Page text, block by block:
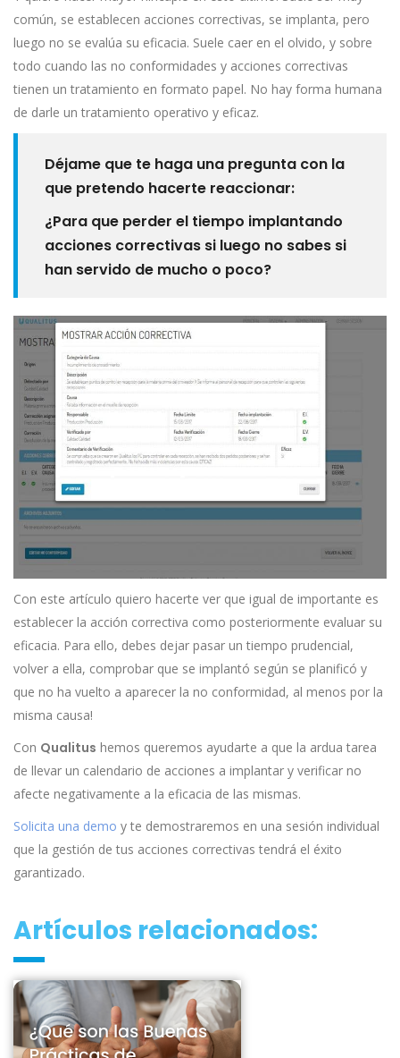
común, se establecen acciones correctivas, se implanta, pero
luego no se evalúa su eficacia. Suele caer en el olvido, y sobre
todo cuando las no conformidades y acciones correctivas
tienen un tratamiento en formato papel. No hay forma humana
de darle un tratamiento operativo y eficaz.
Déjame que te haga una pregunta con la
que pretendo hacerte reaccionar:
¿Para que perder el tiempo implantando
acciones correctivas si luego no sabes si
han servido de mucho o poco?
Con este artículo quiero hacerte ver que igual de importante es
establecer la acción correctiva como posteriormente evaluar su
eficacia. Para ello, debes dejar pasar un tiempo prudencial,
volver a ella, comprobar que se implantó según se planificó y
que no ha vuelto a aparecer la no conformidad, al menos por la
misma causa!
Con Qualitus hemos queremos ayudarte a que la ardua tarea
de llevar un calendario de acciones a implantar y verificar no
afecte negativamente a la eficacia de las mismas.
Solicita una demo y te demostraremos en una sesión individual
que la gestión de tus acciones correctivas tendrá el éxito
garantizado.
Artículos relacionados: